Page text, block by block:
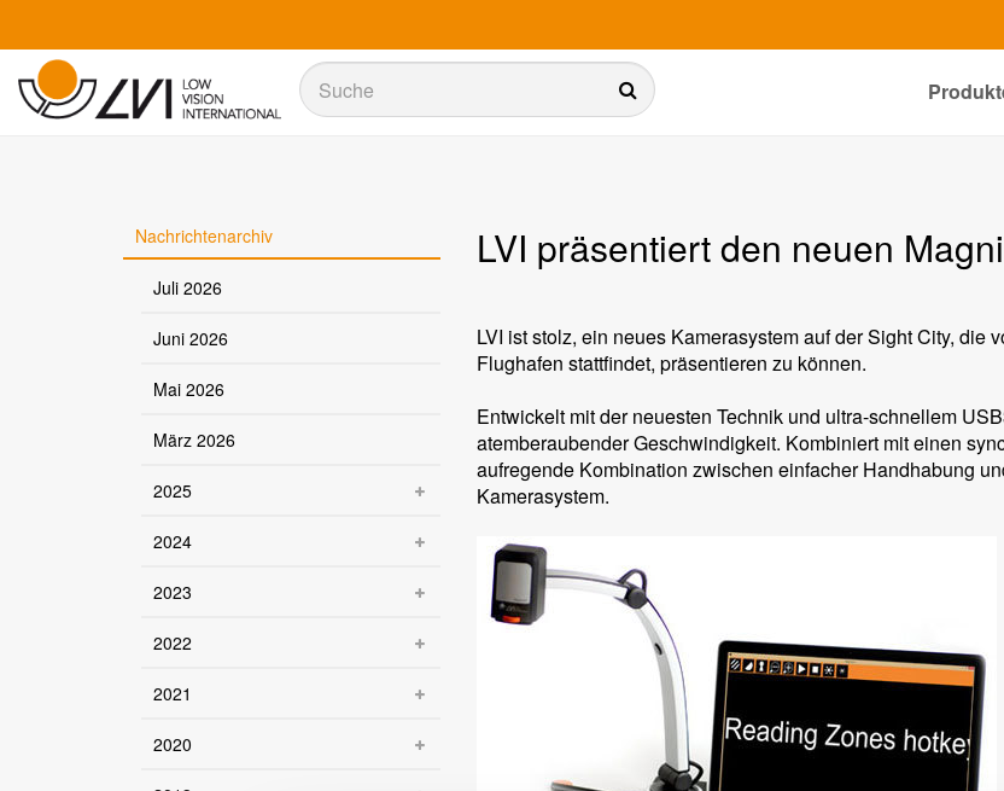
Suche
Nachrichtenarchiv
Juli 2026
Juni 2026
Mai 2026
März 2026
2025
2024
2023
2022
2021
2020
LVI präsentiert den neuen
LVI ist stolz, ein neues Kamerasystem auf der Sight City, die
Flughafen stattfindet, präsentieren zu können.
Entwickelt mit der neuesten Technik und ultra-schnellem
atemberaubender Geschwindigkeit. Kombiniert mit einen
aufregende Kombination zwischen einfacher Handhabung
Kamerasystem.